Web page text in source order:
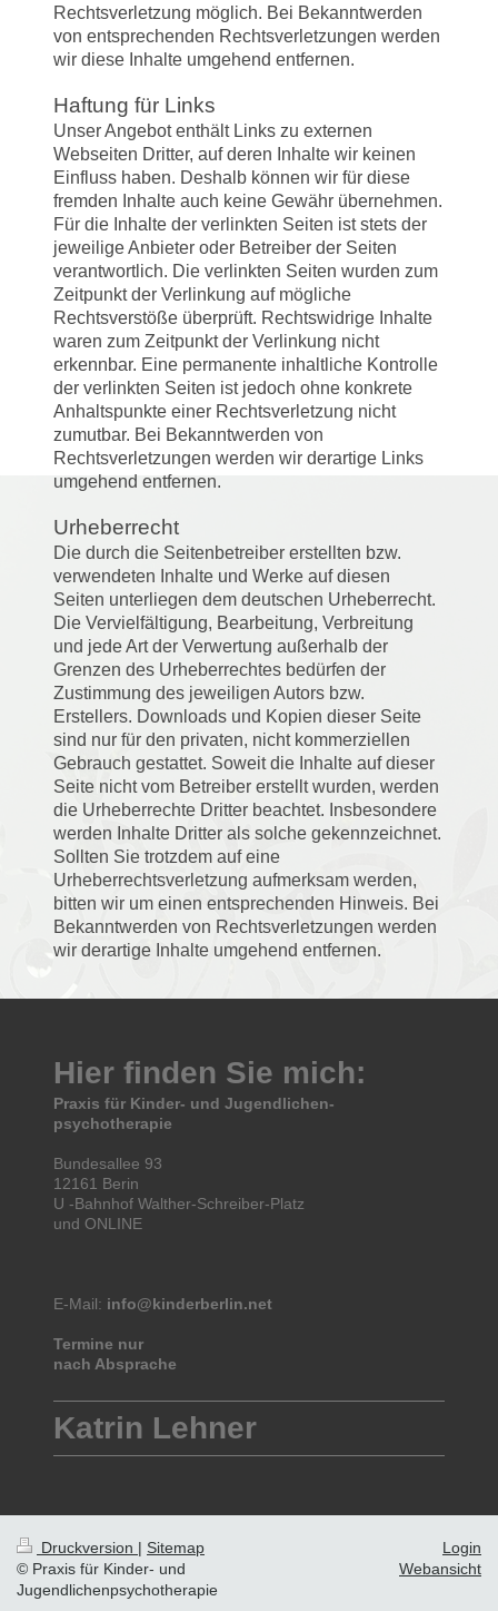
Rechtsverletzung möglich. Bei Bekanntwerden
von entsprechenden Rechtsverletzungen werden
wir diese Inhalte umgehend entfernen.
Haftung für Links
Unser Angebot enthält Links zu externen
Webseiten Dritter, auf deren Inhalte wir keinen
Einfluss haben. Deshalb können wir für diese
fremden Inhalte auch keine Gewähr übernehmen.
Für die Inhalte der verlinkten Seiten ist stets der
jeweilige Anbieter oder Betreiber der Seiten
verantwortlich. Die verlinkten Seiten wurden zum
Zeitpunkt der Verlinkung auf mögliche
Rechtsverstöße überprüft. Rechtswidrige Inhalte
waren zum Zeitpunkt der Verlinkung nicht
erkennbar. Eine permanente inhaltliche Kontrolle
der verlinkten Seiten ist jedoch ohne konkrete
Anhaltspunkte einer Rechtsverletzung nicht
zumutbar. Bei Bekanntwerden von
Rechtsverletzungen werden wir derartige Links
umgehend entfernen.
Urheberrecht
Die durch die Seitenbetreiber erstellten bzw.
verwendeten Inhalte und Werke auf diesen
Seiten unterliegen dem deutschen Urheberrecht.
Die Vervielfältigung, Bearbeitung, Verbreitung
und jede Art der Verwertung außerhalb der
Grenzen des Urheberrechtes bedürfen der
Zustimmung des jeweiligen Autors bzw.
Erstellers. Downloads und Kopien dieser Seite
sind nur für den privaten, nicht kommerziellen
Gebrauch gestattet. Soweit die Inhalte auf dieser
Seite nicht vom Betreiber erstellt wurden, werden
die Urheberrechte Dritter beachtet. Insbesondere
werden Inhalte Dritter als solche gekennzeichnet.
Sollten Sie trotzdem auf eine
Urheberrechtsverletzung aufmerksam werden,
bitten wir um einen entsprechenden Hinweis. Bei
Bekanntwerden von Rechtsverletzungen werden
wir derartige Inhalte umgehend entfernen.
Hier finden Sie mich:
Praxis für Kinder- und Jugendlichen-
psychotherapie
Bundesallee 93
12161 Berin
U -Bahnhof Walther-Schreiber-Platz
und ONLINE
E-Mail: info@kinderberlin.net
Termine nur
nach Absprache
Katrin Lehner
Druckversion | Sitemap
© Praxis für Kinder- und
Jugendlichenpsychotherapie
Login
Webansicht